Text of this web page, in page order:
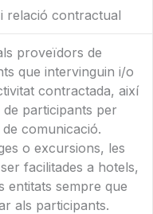
relació contractual
proveïdors de
que intervinguin i/o
contractada, així
participants per
comunicació.
o excursions, les
facilitades a hotels,
entitats sempre que
als participants.